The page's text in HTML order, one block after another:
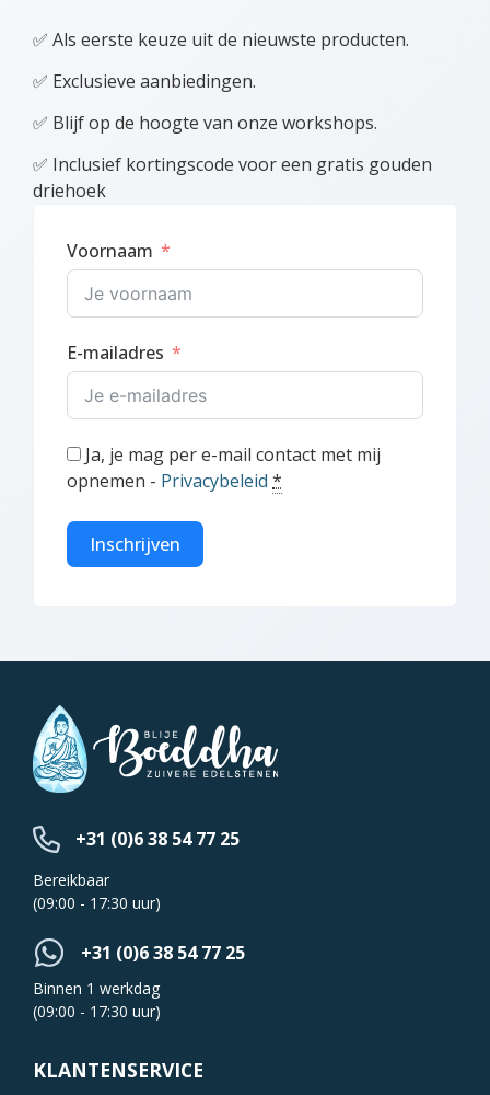
✅ Als eerste keuze uit de nieuwste producten.
✅ Exclusieve aanbiedingen.
✅ Blijf op de hoogte van onze workshops.
✅ Inclusief kortingscode voor een gratis gouden
driehoek
Voornaam
E-mailadres
Ja, je mag per e-mail contact met mij
opnemen - Privacybeleid *
Inschrijven
+31 (0)6 38 54 77 25
Bereikbaar
(09:00 - 17:30 uur)
+31 (0)6 38 54 77 25
Binnen 1 werkdag
(09:00 - 17:30 uur)
KLANTENSERVICE